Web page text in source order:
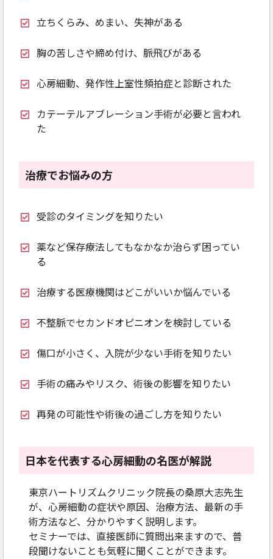
立ちくらみ、めまい、失神がある
胸の苦しさや締め付け、脈飛びがある
心房細動、発作性上室性頻拍症と診断された
カテーテルアブレーション手術が必要と言われ
た
治療でお悩みの方
受診のタイミングを知りたい
薬など保存療法してもなかなか治らず困ってい
る
治療する医療機関はどこがいいか悩んでいる
不整脈でセカンドオピニオンを検討している
傷口が小さく、入院が少ない手術を知りたい
手術の痛みやリスク、術後の影響を知りたい
再発の可能性や術後の過ごし方を知りたい
日本を代表する心房細動の名医が解説
東京ハートリズムクリニック院長の桑原大志先生
が、心房細動の症状や原因、治療方法、最新の手
術方法など、分かりやすく説明します。
セミナーでは、直接医師に質問出来ますので、普
段聞けないことも気軽に聞くことができます。